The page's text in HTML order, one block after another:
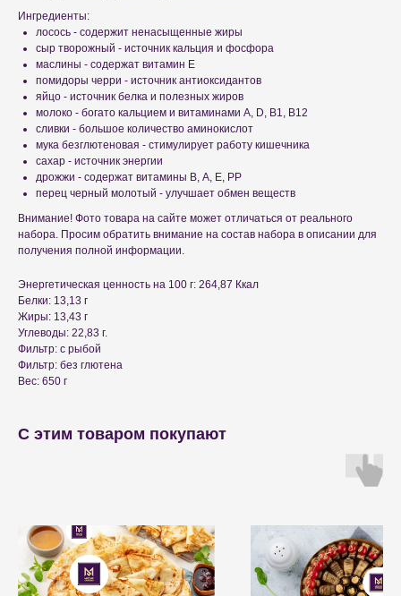
Ингредиенты:
лосось - содержит ненасыщенные жиры
сыр творожный - источник кальция и фосфора
маслины - содержат витамин Е
помидоры черри - источник антиоксидантов
яйцо - источник белка и полезных жиров
молоко - богато кальцием и витаминами A, D, B1, B12
сливки - большое количество аминокислот
мука безглютеновая - стимулирует работу кишечника
сахар - источник энергии
дрожжи - содержат витамины В, А, Е, РР
перец черный молотый - улучшает обмен веществ
Внимание! Фото товара на сайте может отличаться от реального
набора. Просим обратить внимание на состав набора в описании для
получения полной информации.
Энергетическая ценность на 100 г: 264,87 Ккал
Белки: 13,13 г
Жиры: 13,43 г
Углеводы: 22,83 г.
Фильтр: с рыбой
Фильтр: без глютена
Вес: 650 г
С этим товаром покупают